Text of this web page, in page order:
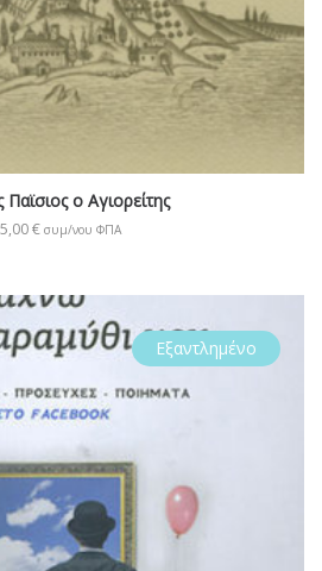
ο Αγιορείτης
€ συμ/νου ΦΠΑ
Εξαντλημένο